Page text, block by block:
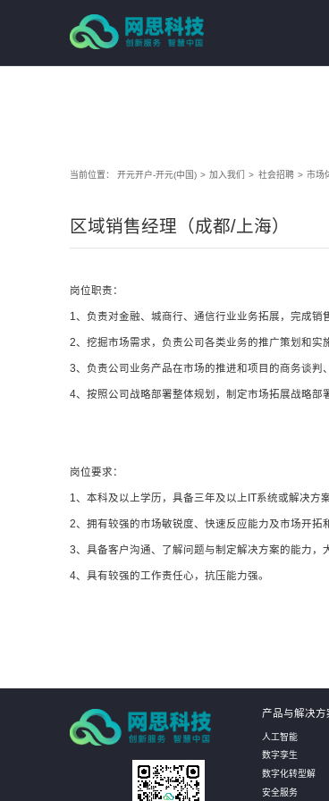
当前位置： 开元开户-开元(中国) > 加入我们 > 社会招聘 > 市场
区域销售经理（成都/上海）
岗位职责：
1、负责对金融、城商行、通信行业业务拓展，完成销
2、挖掘市场需求，负责公司各类业务的推广策划和实
3、负责公司业务产品在市场的推进和项目的商务谈判
4、按照公司战略部署整体规划，制定市场拓展战略部
岗位要求：
1、本科及以上学历，具备三年及以上IT系统或解决方
2、拥有较强的市场敏锐度、快速反应能力及市场开拓
3、具备客户沟通、了解问题与制定解决方案的能力，
4、具有较强的工作责任心，抗压能力强。
产品与解决方
人工智能
数字孪生
数字化转型解
安全服务